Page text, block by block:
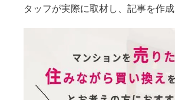
タッフが実際に取材し、記事を作